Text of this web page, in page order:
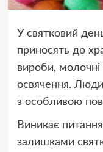
У святковий
приносять до
вироби, молочні
освячення. Люди
з особливою
Виникає
залишками